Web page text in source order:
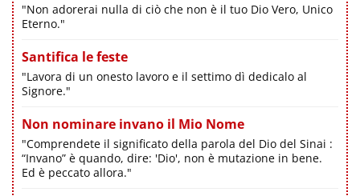
"Non adorerai nulla di ciò che non è il tuo Dio Vero, Unico
Eterno."
Santifica le feste
"Lavora di un onesto lavoro e il settimo dì dedicalo al
Signore."
Non nominare invano il Mio Nome
"Comprendete il significato della parola del Dio del Sinai :
“Invano” è quando, dire: 'Dio', non è mutazione in bene.
Ed è peccato allora."